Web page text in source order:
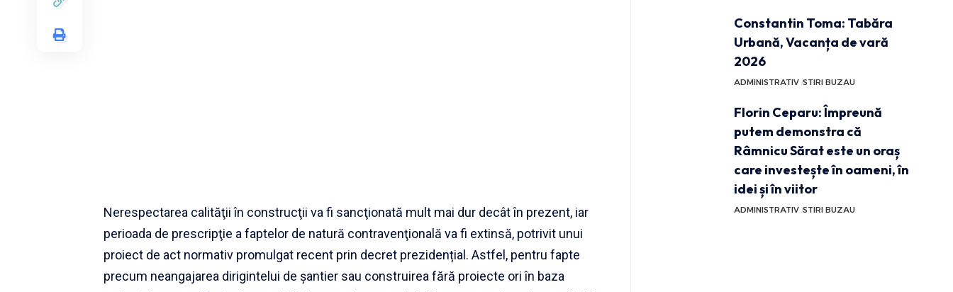
Nerespectarea calităţii în construcţii va fi sancţionată mult mai dur decât în prezent, iar
perioada de prescripţie a faptelor de natură contravenţională va fi extinsă, potrivit unui
proiect de act normativ promulgat recent prin decret prezidențial. Astfel, pentru fapte
precum neangajarea dirigintelui de şantier sau construirea fără proiecte ori în baza
Constantin Toma: Tabăra
Urbană, Vacanța de vară
2026
ADMINISTRATIV STIRI BUZAU
Florin Ceparu: Împreună
putem demonstra că
Râmnicu Sărat este un oraș
care investește în oameni, în
idei și în viitor
ADMINISTRATIV STIRI BUZAU